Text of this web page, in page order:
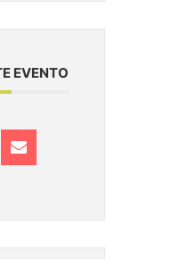
EVENTO